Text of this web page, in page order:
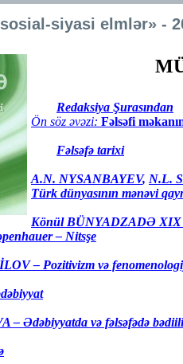
sosial-siyasi elmlər» -
Redaksiya Şurasından
Ön söz əvəzi: Fəlsəfi
Fəlsəfə tarixi
A.N. NYSANBAYEV, N.L.
Türk dünyasının mənəvi
Könül BÜNYADZADƏ XIX
– Nitsşe
– Pozitivizm və
– Ədəbiyyatda və fəlsəfədə